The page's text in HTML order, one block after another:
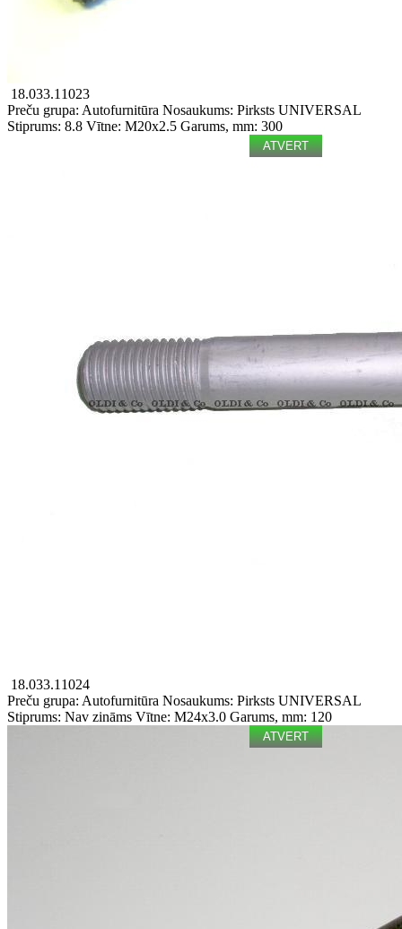
18.033.11023
Preču grupa: Autofurnitūra Nosaukums: Pirksts UNIVERSAL
Stiprums: 8.8 Vītne: M20x2.5 Garums, mm: 300
ATVERT
18.033.11024
Preču grupa: Autofurnitūra Nosaukums: Pirksts UNIVERSAL
Stiprums: Nav zināms Vītne: M24x3.0 Garums, mm: 120
ATVERT